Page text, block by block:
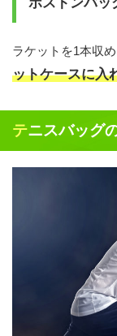
ボストンバッ
ラケットを1本収
ットケースに入
テニスバッグ